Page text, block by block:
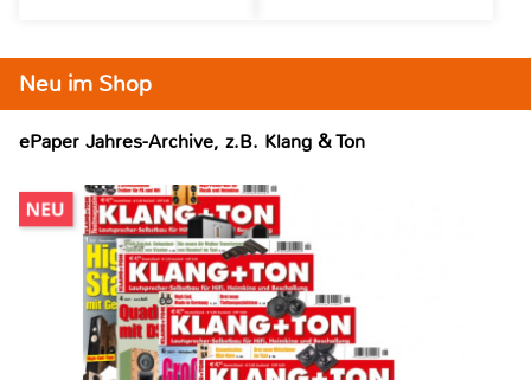
Neu im Shop
ePaper Jahres-Archive, z.B. Klang & Ton